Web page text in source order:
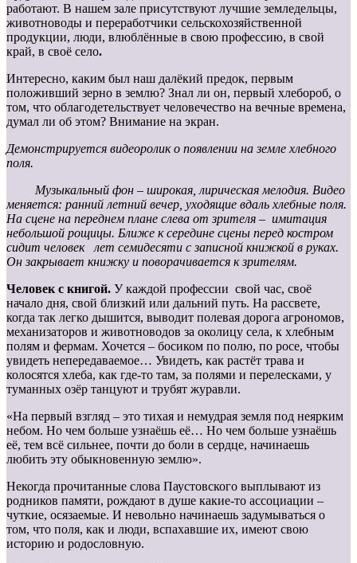
работают. В нашем зале присутствуют лучшие земледельцы,
животноводы и переработчики сельскохозяйственной
продукции, люди, влюблённые в свою профессию, в свой
край, в своё село.
Интересно, каким был наш далёкий предок, первым
положивший зерно в землю? Знал ли он, первый хлебороб, о
том, что облагодетельствует человечество на вечные времена,
думал ли об этом? Внимание на экран.
Демонстрируется видеоролик о появлении на земле хлебного
поля.
Музыкальный фон – широкая, лирическая мелодия. Видео
меняется: ранний летний вечер, уходящие вдаль хлебные поля.
На сцене на переднем плане слева от зрителя – имитация
небольшой рощицы. Ближе к середине сцены перед костром
сидит человек лет семидесяти с записной книжкой в руках.
Он закрывает книжку и поворачивается к зрителям.
Человек с книгой. У каждой профессии свой час, своё
начало дня, свой близкий или дальний путь. На рассвете,
когда так легко дышится, выводит полевая дорога агрономов,
механизаторов и животноводов за околицу села, к хлебным
полям и фермам. Хочется – босиком по полю, по росе, чтобы
увидеть непередаваемое… Увидеть, как растёт трава и
колосятся хлеба, как где-то там, за полями и перелесками, у
туманных озёр танцуют и трубят журавли.
«На первый взгляд – это тихая и немудрая земля под неярким
небом. Но чем больше узнаёшь её… Но чем больше узнаёшь
её, тем всё сильнее, почти до боли в сердце, начинаешь
любить эту обыкновенную землю».
Некогда прочитанные слова Паустовского выплывают из
родников памяти, рождают в душе какие-то ассоциации –
чуткие, осязаемые. И невольно начинаешь задумываться о
том, что поля, как и люди, вспахавшие их, имеют свою
историю и родословную.